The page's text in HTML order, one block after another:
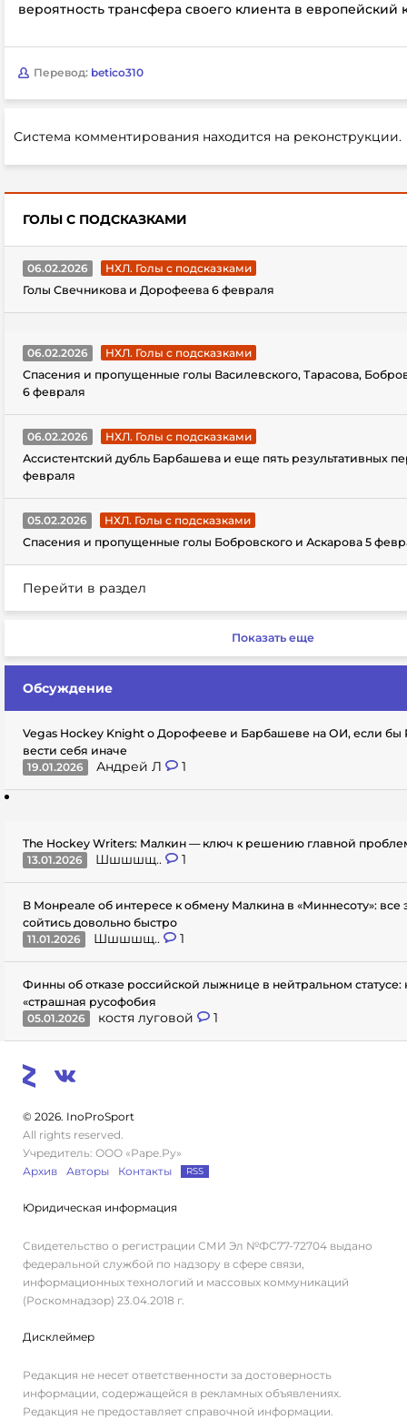
вероятность трансфера своего клиента в европейский
Перевод: betico310
Система комментирования находится на реконструкции.
ГОЛЫ С ПОДСКАЗКАМИ
06.02.2026
НХЛ. Голы с подсказками
Голы Свечникова и Дорофеева 6 февраля
06.02.2026
НХЛ. Голы с подсказками
Спасения и пропущенные голы Василевского, Тарасова,
6 февраля
06.02.2026
НХЛ. Голы с подсказками
Ассистентский дубль Барбашева и еще пять результативных
февраля
05.02.2026
НХЛ. Голы с подсказками
Спасения и пропущенные голы Бобровского и Аскарова 5
Перейти в раздел
Показать еще
Обсуждение
Vegas Hockey Knight о Дорофееве и Барбашеве на ОИ, если бы
вести себя иначе
19.01.2026
Андрей Л 1
The Hockey Writers: Малкин — ключ к решению главной
13.01.2026
Шшшшщ.. 1
В Монреале об интересе к обмену Малкина в «Миннесоту»: все
сойтись довольно быстро
11.01.2026
Шшшшщ.. 1
Финны об отказе российской лыжнице в нейтральном статусе:
«страшная русофобия
05.01.2026
костя луговой 1
© 2026. InoProSport
All rights reserved.
Учредитель: ООО «Раре.Ру»
Архив
Авторы Контакты RSS
Юридическая информация
Свидетельство о регистрации СМИ Эл №ФС77-72704 выдано
федеральной службой по надзору в сфере связи,
информационных технологий и массовых коммуникаций
(Роскомнадзор) 23.04.2018 г.
Дисклеймер
Редакция не несет ответственности за достоверность
информации, содержащейся в рекламных объявлениях.
Редакция не предоставляет справочной информации.